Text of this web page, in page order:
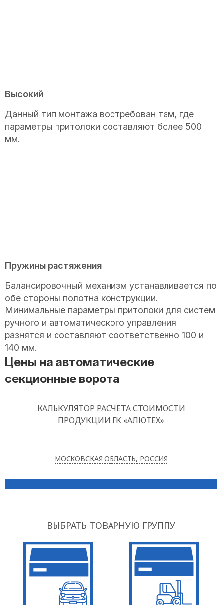
Высокий
Данный тип монтажа востребован там, где
параметры притолоки составляют более 500
мм.
Пружины растяжения
Балансировочный механизм устанавливается по
обе стороны полотна конструкции.
Минимальные параметры притолоки для систем
ручного и автоматического управления
разнятся и составляют соответственно 100 и
140 мм.
Цены на автоматические
секционные ворота